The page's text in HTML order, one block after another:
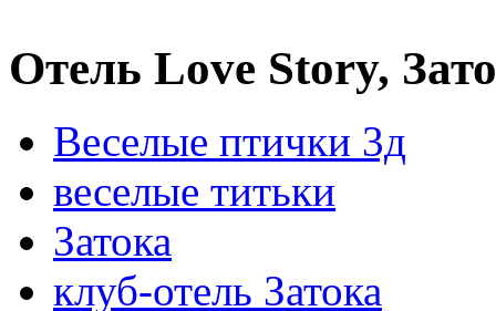
Отель Love Story,
Веселые птички 3д
веселые титьки
Затока
клуб-отель Затока